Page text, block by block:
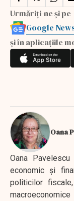
Urmăriți-ne și pe
Google
și în aplicațiile
Oana
Oana
economic și
politicilor